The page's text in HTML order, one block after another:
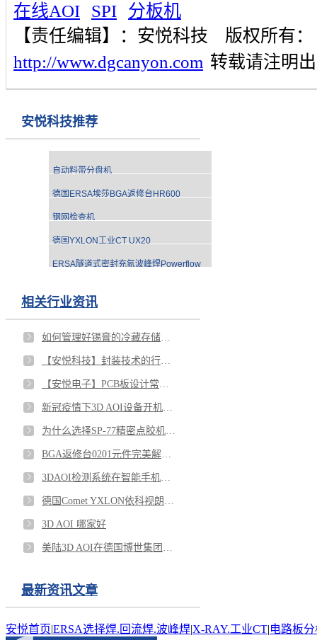
在线AOI
SPI
分板机
【责任编辑】： 安悦科技
版权所有：
http://www.dgcanyon.com 转载请注明
安悦科技推荐
自动料带分盘机
德国ERSA埃莎BGA返修台HR600
钢网检查机
德国YXLON工业CT UX20
ERSA隧道式密封充氮波峰焊Powerflow
相关行业资讯
3D AOI 哪家好
最新资讯文章
安悦首页|ERSA选择焊.回流焊.波峰焊|X-RAY.工业CT|电路板